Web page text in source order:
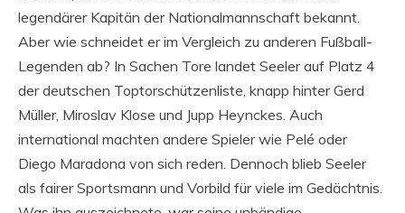
legendärer Kapitän der Nationalmannschaft bekannt.
Aber wie schneidet er im Vergleich zu anderen Fußball-
Legenden ab? In Sachen Tore landet Seeler auf Platz 4
der deutschen Toptorschützenliste, knapp hinter Gerd
Müller, Miroslav Klose und Jupp Heynckes. Auch
international machten andere Spieler wie Pelé oder
Diego Maradona von sich reden. Dennoch blieb Seeler
als fairer Sportsmann und Vorbild für viele im Gedächtnis.